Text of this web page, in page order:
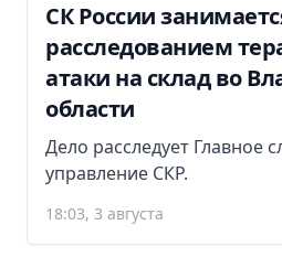
СК России
расследованием
атаки на склад во
области
Дело расследует Главное
управление СКР.
18:03, 3 августа